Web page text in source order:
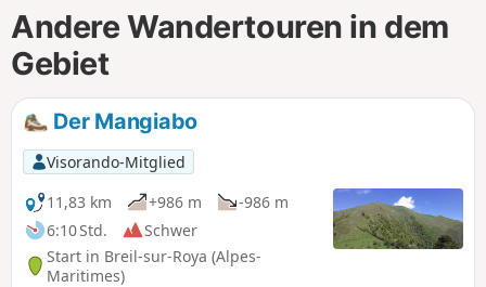
Andere Wandertouren in dem
Gebiet
Der Mangiabo
Visorando-Mitglied
11,83 km
+986 m
-986 m
6:10 Std.
Schwer
Start in Breil-sur-Roya (Alpes-
Maritimes)